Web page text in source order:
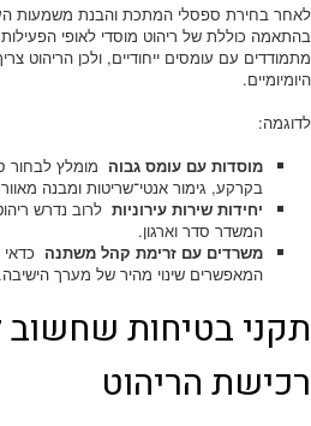
לאחר בחירת ספסלי המתכת והבנת משמעות
בהתאמה כוללת של ריהוט מוסדי לאופי
מתמודדים עם עומסים ייחודיים, ולכן הריהוט
היומיומיים.
לדוגמה:
מוסדות עם עומס גבוה מומלץ לבחור
בקרקע, גימור אנטי־שריטות ומבנה
יחידות שירות עירוניות לרוב נדרש
המשדר סדר וארגון.
משרדים עם זרימת קהל משתנה
המאפשרים שינוי מהיר של מערך הישיבה.
תקני בטיחות שחשוב
רכישת הריהוט